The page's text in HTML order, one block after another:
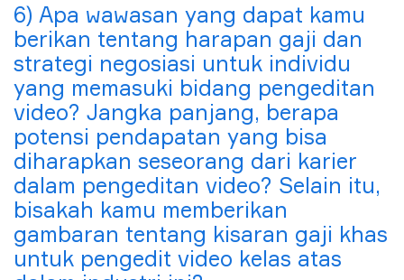
6) Apa wawasan yang dapat kamu
berikan tentang harapan gaji dan
strategi negosiasi untuk individu
yang memasuki bidang pengeditan
video? Jangka panjang, berapa
potensi pendapatan yang bisa
diharapkan seseorang dari karier
dalam pengeditan video? Selain itu,
bisakah kamu memberikan
gambaran tentang kisaran gaji khas
untuk pengedit video kelas atas